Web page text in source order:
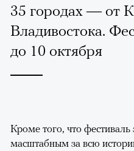
35 городах — от
Владивостока.
до 10 октября
Кроме того, что
масштабным за всю